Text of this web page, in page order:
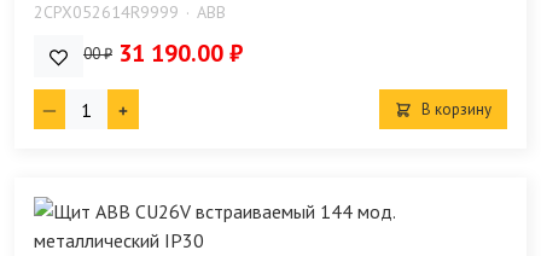
2CPX052614R9999 ABB
31 750.00 ₽ 31 190.00 ₽
В корзину